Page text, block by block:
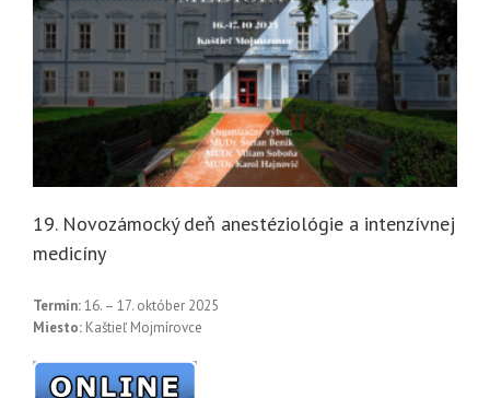
19. Novozámocký deň anestéziológie a intenzívnej
medicíny
Termín:16. – 17. október 2025
Miesto: Kaštieľ Mojmírovce